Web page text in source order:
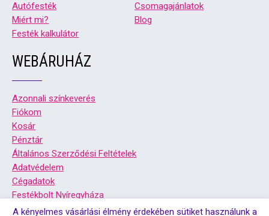
Autófesték
Csomagajánlatok
Miért mi?
Blog
Festék kalkulátor
WEBÁRUHÁZ
Azonnali színkeverés
Fiókom
Kosár
Pénztár
Általános Szerződési Feltételek
Adatvédelem
Cégadatok
Festékbolt Nyíregyháza
Festékbolt Debrecen
A kényelmes vásárlási élmény érdekében sütiket használunk a